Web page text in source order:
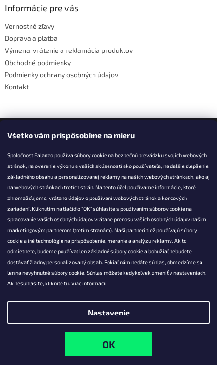
Všetko vám prispôsobíme na mieru
Spoločnosť Falanzo používa súbory cookie na bezpečnú prevádzku svojich webových
stránok, na overenie výkonu a vašich skúseností ako používateľa, na ďalšie zlepšenie
základného obsahu a personalizovanej reklamy na našich webových stránkach, ako aj
na webových stránkach tretích strán. Na tento účel používame informácie, ktoré
zhromažďujeme, vrátane údajov o používaní webových stránok a koncových
zariadení. Kliknutím na tlačidlo "OK" súhlasíte s používaním súborov cookie na
spracovanie vašich osobných údajov vrátane prenosu vašich osobných údajov našim
marketingovým partnerom (tretím stranám). Naši partneri tiež používajú súbory
cookie a iné technológie na prispôsobenie, meranie a analýzu reklamy. Ak to
odmietnete, budeme používať len základné súbory cookie a bohužiaľ nebudete
dostávať žiadny personalizovaný obsah. Pokiaľ nám nedáte súhlas, obmedzíme sa
len na nevyhnutné súbory cookie. Súhlas môžete kedykoľvek zmeniť v nastaveniach.
Ak nesúhlasíte, kliknitetu. Viac informácií
Nastavenie
Informácie pre vás
Vernostné zľavy
Doprava a platba
Výmena, vrátenie a reklamácia produktov
Obchodné podmienky
Podmienky ochrany osobných údajov
Kontakt
Facebook
KONTAKT
info@falanzo.sk
Falanzo.sk
FalanzoSK
Falanzo.sk. Všetky práva vyhradené.